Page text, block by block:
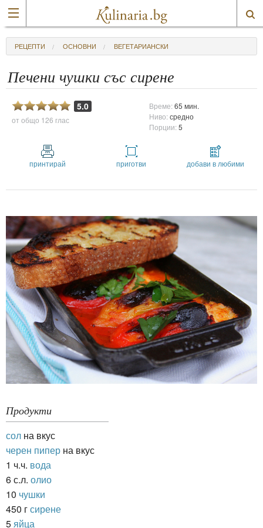
РЕЦЕПТИ ОСНОВНИ ВЕГЕТАРИАНСКИ
Печени чушки със сирене
5.0
от общо 126 глас
Време:65 мин.
Ниво:средно
Порции:5
принтирай приготви добави в любими
Продукти
сол на вкус
черен пипер на вкус
1 ч.ч. вода
6 с.л. олио
10 чушки
450 гсирене
5 яйца